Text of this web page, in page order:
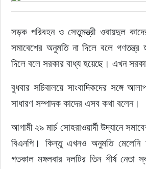
নিউইয়র্ক
ইউরোপ
জাতীয়
তারুণ্য
সড়ক পরিবহন ও সেতুমন্ত্রী ওবায়দুল
সমাবেশের অনুমতি না দিলে বলে
দিলে বলে সরকার বাধ্য হয়েছে। এখন
বুধবার সচিবালয়ে সাংবাদিকদের সঙ্গে
সাধারণ সম্পাদক কাদের এসব কথা বলেন।
আগামী ২৯ মার্চ সোহরাওয়ার্দী উদ্যানে
বিএনপি। কিন্তু এখনও অনুমতি
গতকাল মঙ্গলবার দলটির তিন শীর্ষ নেতা